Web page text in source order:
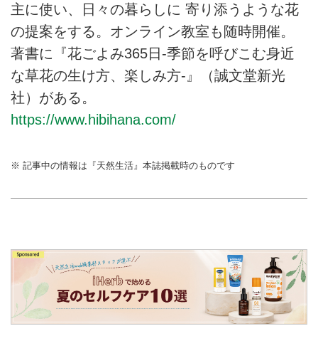
主に使い、日々の暮らしに 寄り添うような花
の提案をする。オンライン教室も随時開催。
著書に『花ごよみ365日-季節を呼びこむ身近
な草花の生け方、楽しみ方-』（誠文堂新光
社）がある。
https://www.hibihana.com/
※ 記事中の情報は『天然生活』本誌掲載時のものです